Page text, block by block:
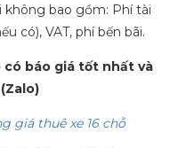
không bao gồm: Phí tài
có), VAT, phí bến bãi.
có báo giá tốt nhất và
giá thuê xe 16 chỗ